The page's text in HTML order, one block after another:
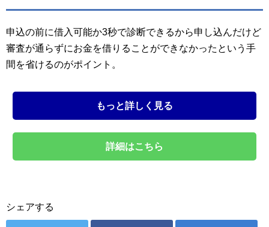
申込の前に借入可能か3秒で診断できるから申し込んだけど
審査が通らずにお金を借りることができなかったという手
間を省けるのがポイント。
もっと詳しく見る
詳細はこちら
シェアする